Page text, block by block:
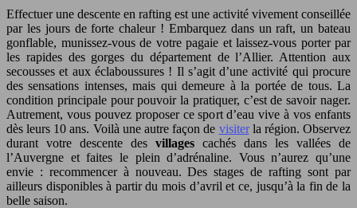
Effectuer une descente en rafting est une activité vivement conseillée
par les jours de forte chaleur ! Embarquez dans un raft, un bateau
gonflable, munissez-vous de votre pagaie et laissez-vous porter par
les rapides des gorges du département de l’Allier. Attention aux
secousses et aux éclaboussures ! Il s’agit d’une activité qui procure
des sensations intenses, mais qui demeure à la portée de tous. La
condition principale pour pouvoir la pratiquer, c’est de savoir nager.
Autrement, vous pouvez proposer ce sport d’eau vive à vos enfants
dès leurs 10 ans. Voilà une autre façon de visiterla région. Observez
durant votre descente des villages cachés dans les vallées de
l’Auvergne et faites le plein d’adrénaline. Vous n’aurez qu’une
envie : recommencer à nouveau. Des stages de rafting sont par
ailleurs disponibles à partir du mois d’avril et ce, jusqu’à la fin de la
belle saison.